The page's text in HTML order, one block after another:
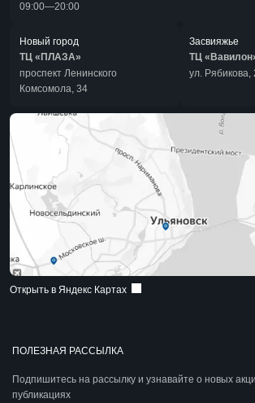
ПОЛЕЗНАЯ РАССЫЛКА
Подпишитесь на рассылку и узнавайте о новых
публикациях
09:00—20:00
Новый город
ТЦ «ПЛАЗА»
проспект Ленинского
Комсомола, 34
Засвияжье
ТЦ
ул. Рябикова,
Открыть в Яндекс Картах